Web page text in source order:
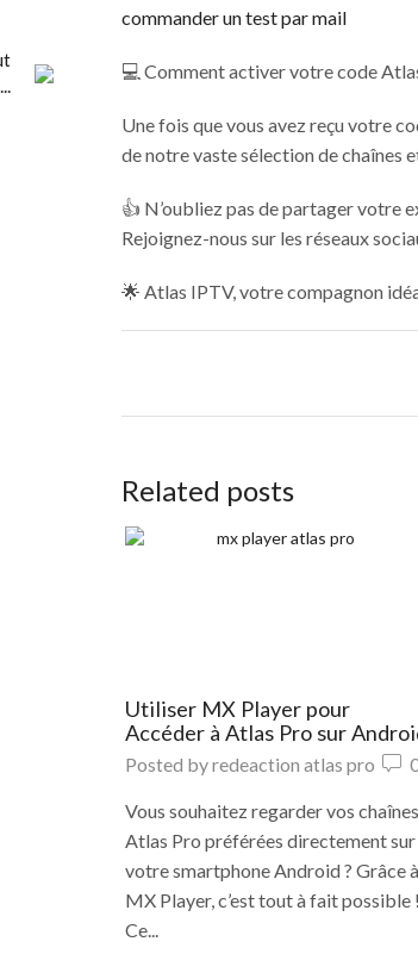
commander un test par mail
💻 Comment activer votre code
Une fois que vous avez reçu votre
de notre vaste sélection de chaînes
👍 N’oubliez pas de partager votre
Rejoignez-nous sur les réseaux
🌟 Atlas IPTV, votre compagnon
Related posts
Utiliser MX Player pour
Accéder à Atlas Pro sur
Posted byredeaction atlas pro
Vous souhaitez regarder vos chaînes
Atlas Pro préférées directement sur
votre smartphone Android ? Grâce à
MX Player, c’est tout à fait possible !
Ce...